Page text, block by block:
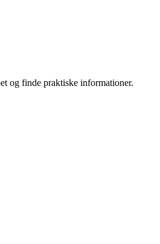
og finde praktiske informationer.